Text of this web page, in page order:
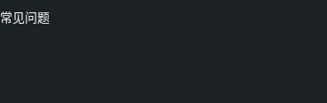
常见问题